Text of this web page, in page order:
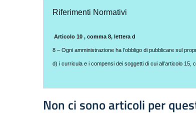
Riferimenti Normativi
Articolo 10 , comma 8, lettera d
8 – Ogni amministrazione ha l’obbligo di pubblicare sul
d) i curricula e i compensi dei soggetti di cui all’articolo 15,
Non ci sono articoli per